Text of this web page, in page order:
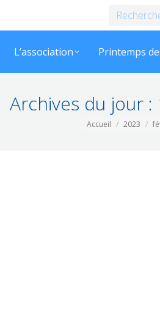
Recherche
L’association Printemps
Archives du jour :
Vous êtes ici :
Accueil 2023